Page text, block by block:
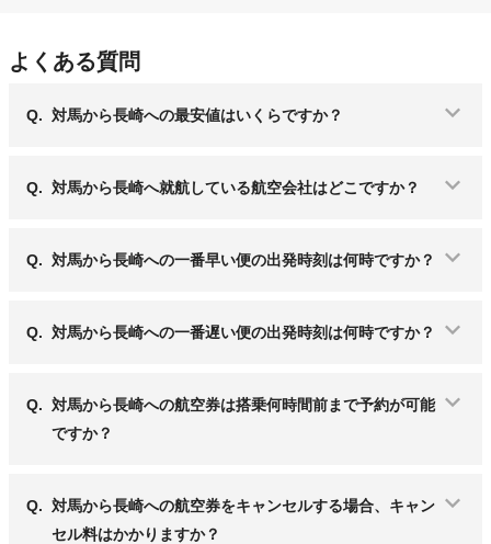
よくある質問
Q. 対馬から長崎への最安値はいくらですか？
Q. 対馬から長崎へ就航している航空会社はどこですか？
Q. 対馬から長崎への一番早い便の出発時刻は何時ですか？
Q. 対馬から長崎への一番遅い便の出発時刻は何時ですか？
Q. 対馬から長崎への航空券は搭乗何時間前まで予約が可能
ですか？
Q. 対馬から長崎への航空券をキャンセルする場合、キャン
セル料はかかりますか？